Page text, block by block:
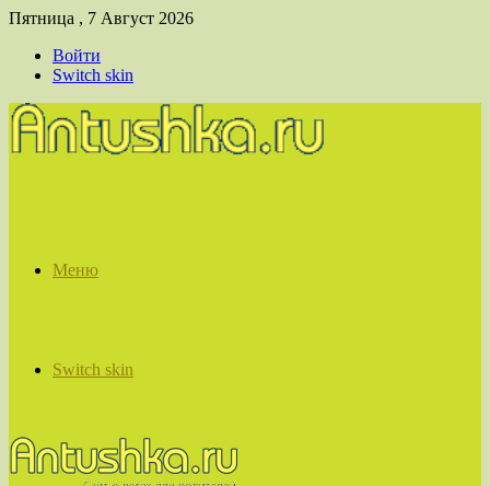
Пятница , 7 Август 2026
Войти
Switch skin
Меню
Switch skin